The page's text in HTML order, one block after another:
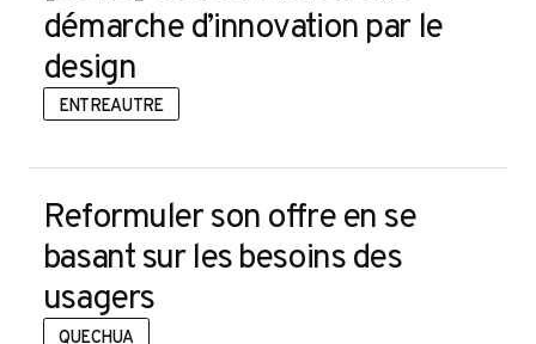
démarche d’innovation par le
design
ENTREAUTRE
Reformuler son offre en se
basant sur les besoins des
usagers
QUECHUA